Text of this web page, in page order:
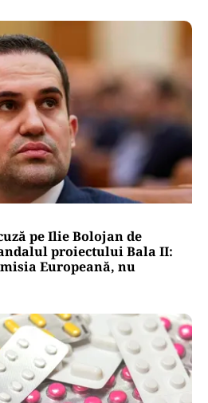
pe Ilie Bolojan de
proiectului Bala II:
Europeană, nu